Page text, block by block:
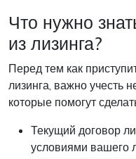
Что нужно
из лизинга?
Перед тем как
лизинга, важно учесть
которые помогут
Текущий договор
условиями вашего